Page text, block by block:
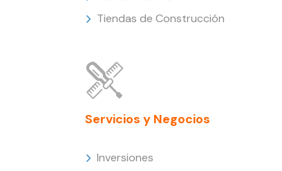
Tiendas de Construcción
Servicios y Negocios
Inversiones